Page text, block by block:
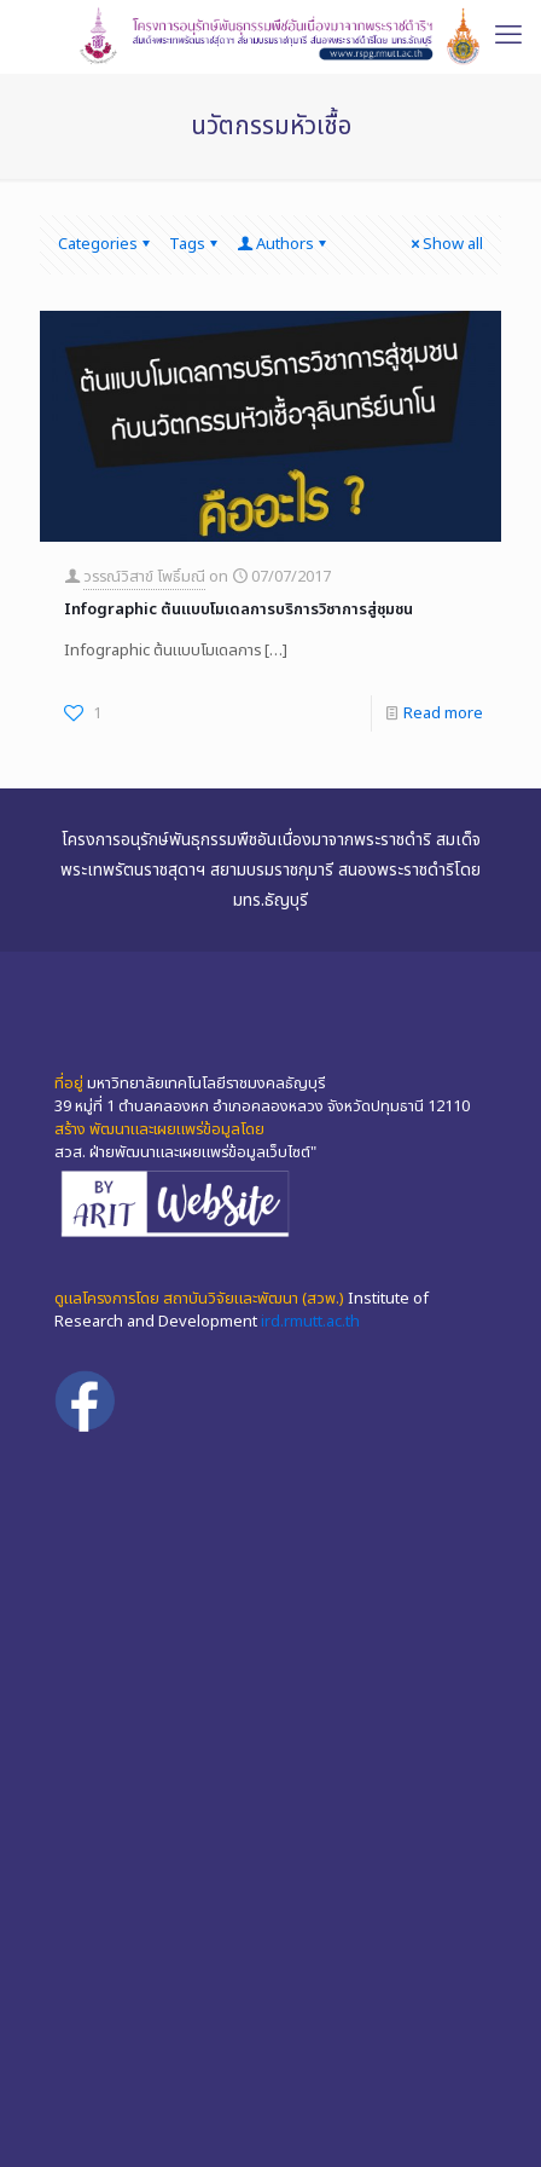
นวัตกรรมหัวเชื้อ
Categories Tags Authors Show all
วรรณ์วิสาข์ โพธิ์มณี on
07/07/2017
Infographic ต้นแบบโมเดลการบริการวิชาการสู่ชุมชน
Infographic ต้นแบบโมเดลการ[…]
1 Read more
โครงการอนุรักษ์พันธุกรรมพืชอันเนื่องมาจากพระราชดำริ สมเด็จ
พระเทพรัตนราชสุดาฯ สยามบรมราชกุมารี สนองพระราชดำริโดย
มทร.ธัญบุรี
ที่อยู่ มหาวิทยาลัยเทคโนโลยีราชมงคลธัญบุรี
39 หมู่ที่ 1 ตำบลคลองหก อำเภอคลองหลวง จังหวัดปทุมธานี 12110
สร้าง พัฒนาและเผยแพร่ข้อมูลโดย
สวส. ฝ่ายพัฒนาและเผยแพร่ข้อมูลเว็บไซต์"
ดูแลโครงการโดย สถาบันวิจัยและพัฒนา (สวพ.) Institute of
Research and Development ird.rmutt.ac.th